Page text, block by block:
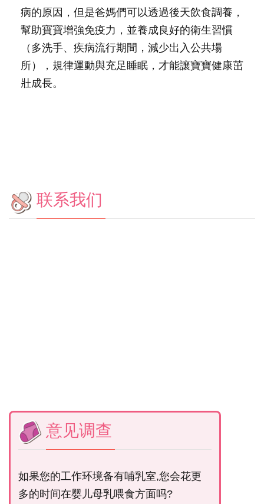
病的原因，但是爸媽們可以透過後天飲食調養，
幫助寶寶增強免疫力，並養成良好的衛生習慣
（多洗手、疾病流行期間，減少出入公共場
所），規律運動與充足睡眠，才能讓寶寶健康茁
壯成長。
联系我们
意见调查
如果您的工作环境备有哺乳室,您会花更
多的时间在婴儿母乳喂食方面吗?